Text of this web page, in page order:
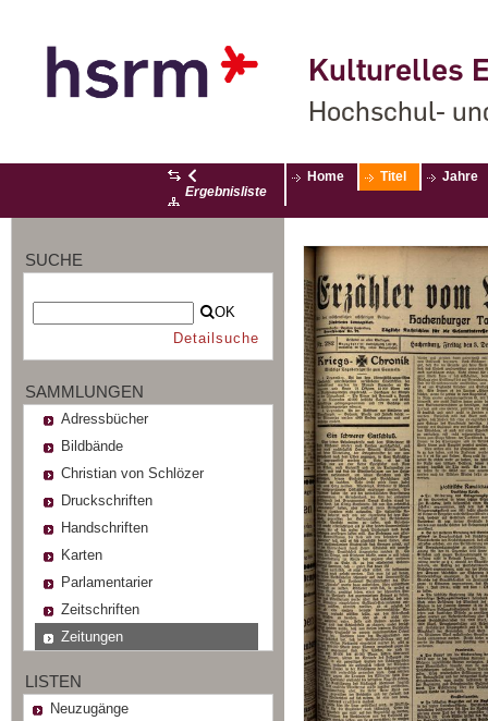
Kulturelles
Hochschul-
Ergebnisliste
Home Titel Jahre
SUCHE
OK
Detailsuche
SAMMLUNGEN
Adressbücher
Bildbände
Christian von Schlözer
Druckschriften
Handschriften
Karten
Parlamentarier
Zeitschriften
Zeitungen
LISTEN
Neuzugänge